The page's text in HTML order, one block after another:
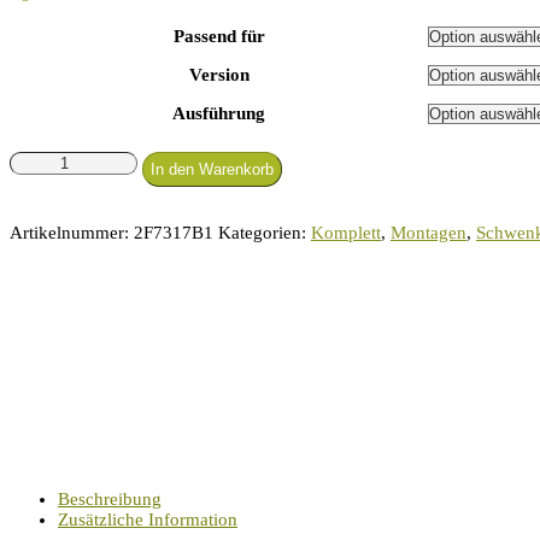
Passend für
Version
Ausführung
HMS
Schwenkmontage
Drehverschluss
In den Warenkorb
Artikelnummer: 2F7317B1 Kategorien: Komplett, Montagen,
Beschreibung
Zusätzliche Information